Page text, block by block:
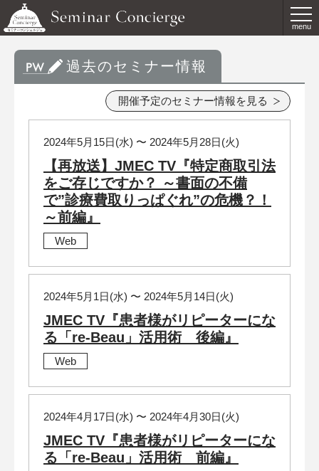
menu
過去のセミナー情報
開催予定のセミナー情報を見る
2024年5月15日(水) 〜 2024年5月28日(火)
【再放送】JMEC TV『特定商取引法
をご存じですか？ ～書面の不備
で”診療費取りっぱぐれ”の危機？！
～前編』
Web
2024年5月1日(水) 〜 2024年5月14日(火)
JMEC TV『患者様がリピーターにな
る「re-Beau」活用術 後編』
Web
2024年4月17日(水) 〜 2024年4月30日(火)
JMEC TV『患者様がリピーターにな
る「re-Beau」活用術 前編』